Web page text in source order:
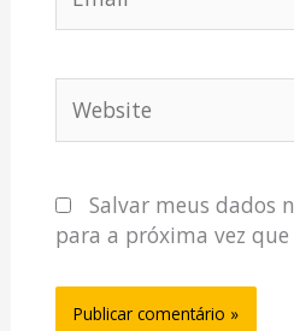
Salvar meus dados
para a próxima vez